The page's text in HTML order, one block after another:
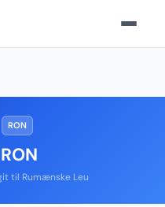
RON
til Rumænske Leu